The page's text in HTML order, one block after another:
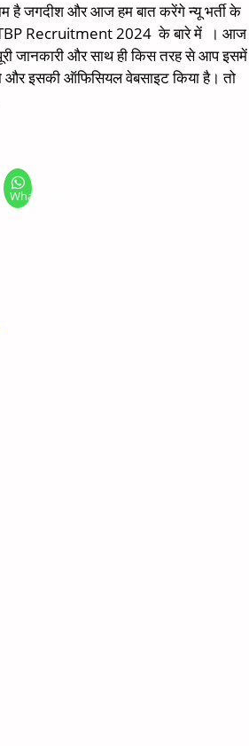
है जगदीश और आज हम बात करेंगे न्यू भर्ती के
ITBP Recruitment 2024 के बारे में । आज
जानकारी और साथ ही किस तरह से आप इसमें
इसकी ऑफिसियल वेबसाइट किया है। तो
WhatsApp